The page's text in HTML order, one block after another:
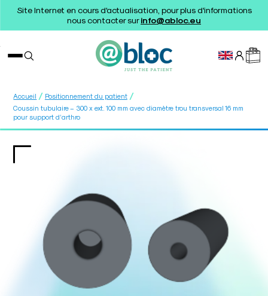
Site Internet en cours d'actualisation, pour plus d'informations
nous contacter surinfo@abloc.eu
Accueil / Positionnement du patient /
Coussin tubulaire – 300 x ext. 100 mm avec diamètre trou transversal 16 mm
pour support d’arthro